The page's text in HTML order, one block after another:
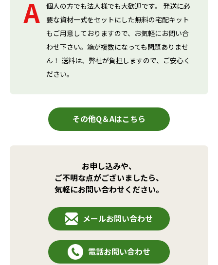
個人の方でも法人様でも大歓迎です。 発送に必
要な資材一式をセットにした無料の宅配キット
もご用意しておりますので、お気軽にお問い合
わせ下さい。箱が複数になっても問題ありませ
ん！ 送料は、弊社が負担しますので、ご安心く
ださい。
その他Q＆Aはこちら
お申し込みや、
ご不明な点がございましたら、
気軽にお問い合わせください。
メールお問い合わせ
電話お問い合わせ